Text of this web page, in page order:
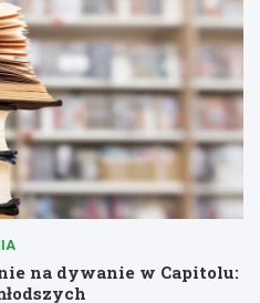
na dywanie w Capitolu: